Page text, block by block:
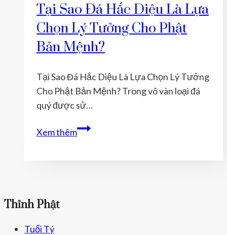
Âu,
Mang
Lại
Bình
An
Tại Sao Đá Hắc Diệu Là Lựa
Chọn Lý Tưởng Cho Phật
Bản Mệnh?
Tại Sao Đá Hắc Diệu Là Lựa Chọn Lý Tưởng
Cho Phật Bản Mệnh? Trong vô vàn loại đá
quý được sử…
Xem thêmTại
Thỉnh Phật
Tuổi Tý